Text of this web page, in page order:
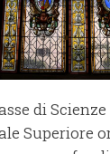
di
Superiore